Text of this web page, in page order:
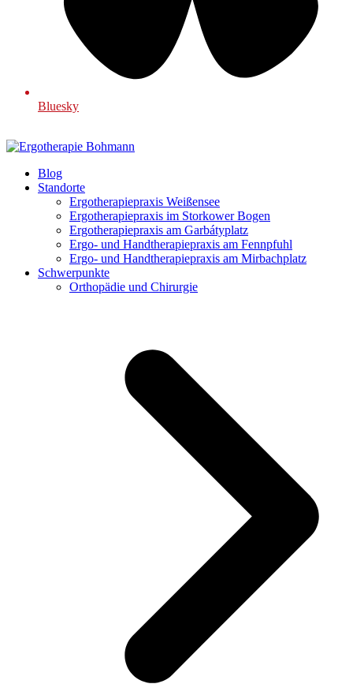
Bluesky
Blog
Standorte
Ergotherapiepraxis Weißensee
Ergotherapiepraxis im Storkower Bogen
Ergotherapiepraxis am Garbátyplatz
Ergo- und Handtherapiepraxis am Fennpfuhl
Ergo- und Handtherapiepraxis am Mirbachplatz
Schwerpunkte
Orthopädie und Chirurgie